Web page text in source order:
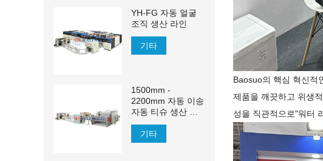
Baosuo의 핵심 혁신적
제품을 깨끗하고 위생
성을 직관적으로"워터
YH-FG 자동 얼굴
조직 생산 라인
기타
1500mm -
2200mm 자동 이송
자동 티슈 생산 라
인
기타